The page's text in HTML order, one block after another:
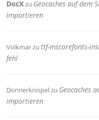
DocXzu Geocaches auf dem
importieren
Volkmarzuttf-mscorefonts-
fehl
Donnerknispelzu Geocaches
importieren